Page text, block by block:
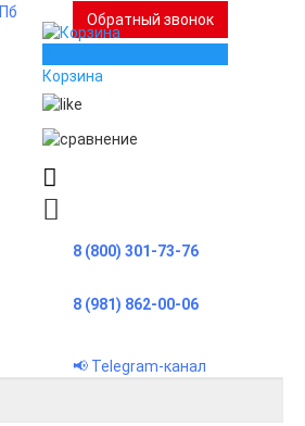
Обратный звонок
Корзина
8 (800) 301-73-76
8 (981) 862-00-06
📢 Telegram-канал